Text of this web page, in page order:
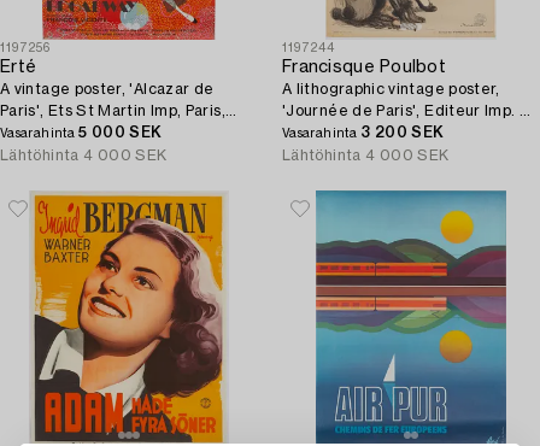
1197256
Erté
A vintage poster, 'Alcazar de
Paris', Ets St Martin Imp, Paris,
France, circa 1970.
Vasarahinta5 000 SEK
Lähtöhinta 4 000 SEK
1197244
Francisque Poulbot
A lithographic vintage poster,
'Journée de Paris', Editeur Imp. H.
Chachoin, Paris, France, 1917.
Vasarahinta 3 200 SEK
Lähtöhinta 4 000 SEK